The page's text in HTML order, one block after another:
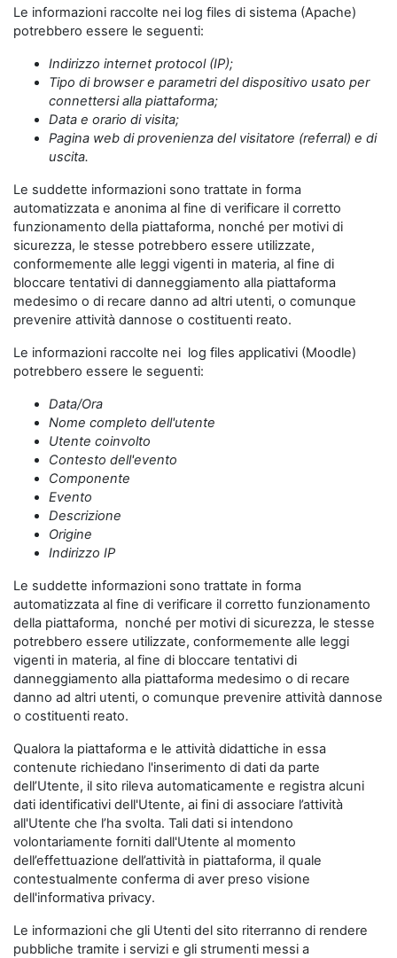
Le informazioni raccolte nei log files di sistema (Apache)
potrebbero essere le seguenti:
Indirizzo internet protocol (IP);
Tipo di browser e parametri del dispositivo usato per
connettersi alla piattaforma;
Data e orario di visita;
Pagina web di provenienza del visitatore (referral) e di
uscita.
Le suddette informazioni sono trattate in forma
automatizzata e anonima al fine di verificare il corretto
funzionamento della piattaforma, nonché per motivi di
sicurezza, le stesse potrebbero essere utilizzate,
conformemente alle leggi vigenti in materia, al fine di
bloccare tentativi di danneggiamento alla piattaforma
medesimo o di recare danno ad altri utenti, o comunque
prevenire attività dannose o costituenti reato.
Le informazioni raccolte nei log files applicativi (Moodle)
potrebbero essere le seguenti:
Data/Ora
Nome completo dell'utente
Utente coinvolto
Contesto dell'evento
Componente
Evento
Descrizione
Origine
Indirizzo IP
Le suddette informazioni sono trattate in forma
automatizzata al fine di verificare il corretto funzionamento
della piattaforma, nonché per motivi di sicurezza, le stesse
potrebbero essere utilizzate, conformemente alle leggi
vigenti in materia, al fine di bloccare tentativi di
danneggiamento alla piattaforma medesimo o di recare
danno ad altri utenti, o comunque prevenire attività dannose
o costituenti reato.
Qualora la piattaforma e le attività didattiche in essa
contenute richiedano l'inserimento di dati da parte
dell’Utente, il sito rileva automaticamente e registra alcuni
dati identificativi dell'Utente, ai fini di associare l’attività
all'Utente che l’ha svolta. Tali dati si intendono
volontariamente forniti dall'Utente al momento
dell’effettuazione dell’attività in piattaforma, il quale
contestualmente conferma di aver preso visione
dell'informativa privacy.
Le informazioni che gli Utenti del sito riterranno di rendere
pubbliche tramite i servizi e gli strumenti messi a